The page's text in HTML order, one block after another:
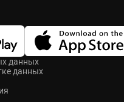
данных
данных